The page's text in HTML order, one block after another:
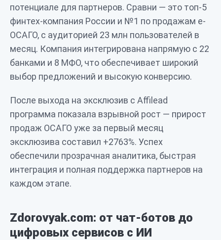
потенциале для партнеров. Сравни — это топ-5
финтех-компания России и №1 по продажам e-
ОСАГО, с аудиторией 23 млн пользователей в
месяц. Компания интегрирована напрямую с 22
банками и 8 МФО, что обеспечивает широкий
выбор предложений и высокую конверсию.
После выхода на эксклюзив с Affilead
программа показала взрывной рост — прирост
продаж ОСАГО уже за первый месяц
эксклюзива составил +2763%. Успех
обеспечили прозрачная аналитика, быстрая
интеграция и полная поддержка партнеров на
каждом этапе.
Zdorovyak.com: от чат-ботов до
цифровых сервисов с ИИ